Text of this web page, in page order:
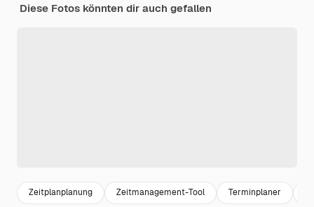
Diese Fotos könnten dir auch gefallen
Zeitplanplanung Zeitmanagement-Tool Terminplaner